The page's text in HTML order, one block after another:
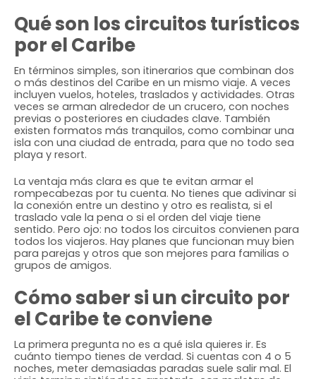
Qué son los circuitos turísticos
por el Caribe
En términos simples, son itinerarios que combinan dos
o más destinos del Caribe en un mismo viaje. A veces
incluyen vuelos, hoteles, traslados y actividades. Otras
veces se arman alrededor de un crucero, con noches
previas o posteriores en ciudades clave. También
existen formatos más tranquilos, como combinar una
isla con una ciudad de entrada, para que no todo sea
playa y resort.
La ventaja más clara es que te evitan armar el
rompecabezas por tu cuenta. No tienes que adivinar si
la conexión entre un destino y otro es realista, si el
traslado vale la pena o si el orden del viaje tiene
sentido. Pero ojo: no todos los circuitos convienen para
todos los viajeros. Hay planes que funcionan muy bien
para parejas y otros que son mejores para familias o
grupos de amigos.
Cómo saber si un circuito por
el Caribe te conviene
La primera pregunta no es a qué isla quieres ir. Es
cuánto tiempo tienes de verdad. Si cuentas con 4 o 5
noches, meter demasiadas paradas suele salir mal. El